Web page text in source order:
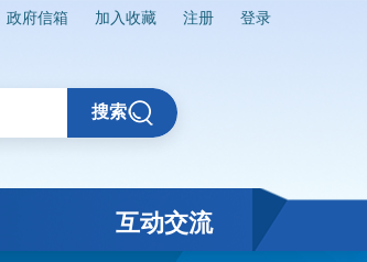
政府信箱 加入收藏 注册 登录
搜索
互动交流